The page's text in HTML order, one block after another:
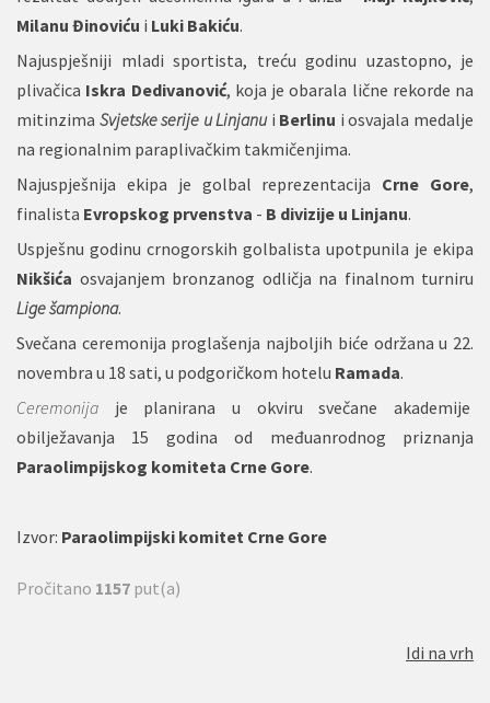
Milanu Đinoviću i Luki Bakiću.
Najuspješniji mladi sportista, treću godinu uzastopno, je
plivačica Iskra Dedivanović, koja je obarala lične rekorde na
mitinzima Svjetske serije u Linjanui Berlinu i osvajala medalje
na regionalnim paraplivačkim takmičenjima.
Najuspješnija ekipa je golbal reprezentacija Crne Gore,
finalista Evropskog prvenstva - B divizije u Linjanu.
Uspješnu godinu crnogorskih golbalista upotpunila je ekipa
Nikšića osvajanjem bronzanog odličja na finalnom turniru
Lige šampiona.
Svečana ceremonija proglašenja najboljih biće održana u 22.
novembra u 18 sati, u podgoričkom hotelu Ramada.
Ceremonija je planirana u okviru svečane akademije
obilježavanja 15 godina od međuanrodnog priznanja
Paraolimpijskog komiteta Crne Gore.
Izvor: Paraolimpijski komitet Crne Gore
Pročitano 1157 put(a)
Idi na vrh